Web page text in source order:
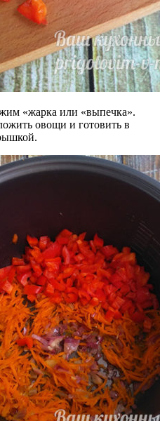
«жарка или «выпечка».
овощи и готовить в